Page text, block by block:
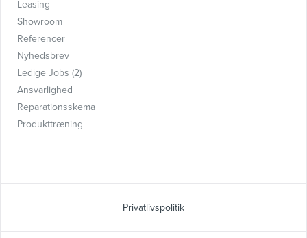
Leasing
Showroom
Referencer
Nyhedsbrev
Ledige Jobs (2)
Ansvarlighed
Reparationsskema
Produkttræning
Privatlivspolitik